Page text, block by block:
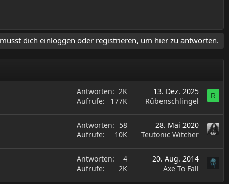
dich einloggen oder registrieren, um hier zu antworten.
Antworten
2K
Aufrufe
177K
13. Dez. 2025
Rübenschlingel
R
Antworten
58
Aufrufe
10K
28. Mai 2020
Teutonic Witcher
Antworten
4
Aufrufe
2K
20. Aug. 2014
Axe To Fall